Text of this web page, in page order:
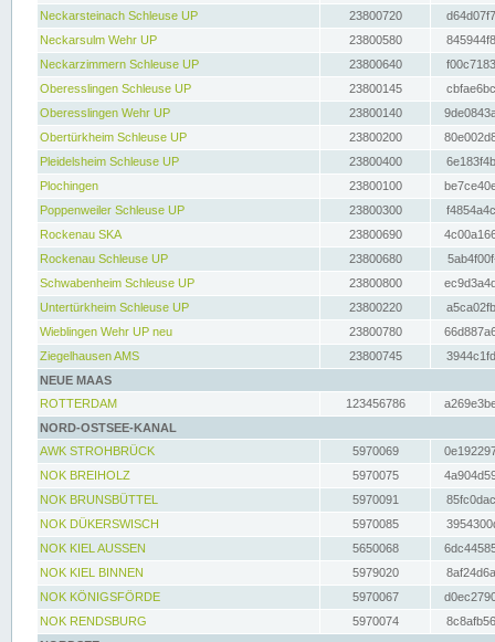
Neckarsteinach Schleuse UP
23800720
Neckarsulm Wehr UP
23800580
Neckarzimmern Schleuse UP
23800640
Oberesslingen Schleuse UP
23800145
Oberesslingen Wehr UP
23800140
Obertürkheim Schleuse UP
23800200
Pleidelsheim Schleuse UP
23800400
Plochingen
23800100
Poppenweiler Schleuse UP
23800300
Rockenau SKA
23800690
Rockenau Schleuse UP
23800680
Schwabenheim Schleuse UP
23800800
Untertürkheim Schleuse UP
23800220
Wieblingen Wehr UP neu
23800780
Ziegelhausen AMS
23800745
NEUE MAAS
ROTTERDAM
123456786
NORD-OSTSEE-KANAL
AWK STROHBRÜCK
5970069
NOK BREIHOLZ
5970075
NOK BRUNSBÜTTEL
5970091
NOK DÜKERSWISCH
5970085
NOK KIEL AUSSEN
5650068
NOK KIEL BINNEN
5979020
NOK KÖNIGSFÖRDE
5970067
NOK RENDSBURG
5970074